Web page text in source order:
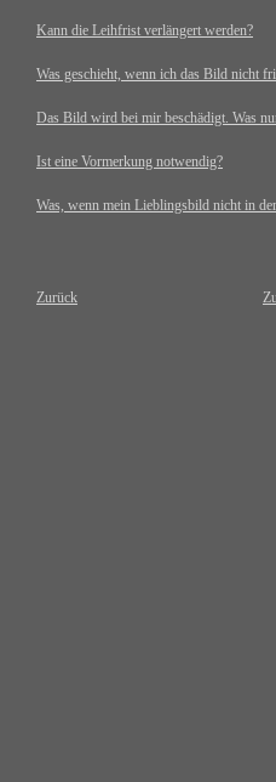
Kann die Leihfrist verlängert werden?
Was geschieht, wenn ich das Bild nicht
Das Bild wird bei mir beschädigt. Was
Ist eine Vormerkung notwendig?
Was, wenn mein Lieblingsbild nicht in
Zurück